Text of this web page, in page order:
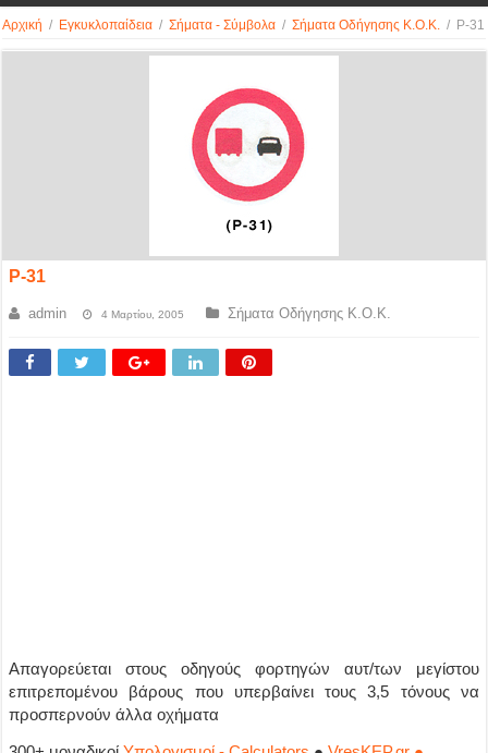
Αρχική / Εγκυκλοπαίδεια / Σήματα - Σύμβολα / Σήματα Οδήγησης Κ.Ο.Κ. / P-31
P-31
admin 4 Μαρτίου, 2005 Σήματα Οδήγησης Κ.Ο.Κ.
Απαγορεύεται στους οδηγούς φορτηγών αυτ/των μεγίστου
επιτρεπομένου βάρους που υπερβαίνει τους 3,5 τόνους να
προσπερνούν άλλα οχήματα